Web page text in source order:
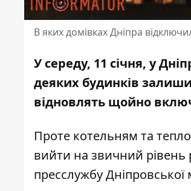
В яких домівках Дніпра
У середу, 11 січня, у
деяких будинків
відновлять щойно
Проте котельням та
вийти на звичний
пресслужбуДніпровської